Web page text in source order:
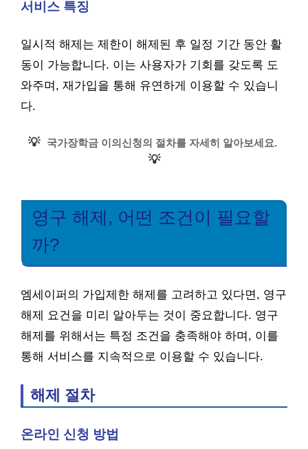
서비스 특징
일시적 해제는 제한이 해제된 후 일정 기간 동안 활
동이 가능합니다. 이는 사용자가 기회를 갖도록 도
와주며, 재가입을 통해 유연하게 이용할 수 있습니
다.
💡 국가장학금 이의신청의 절차를 자세히 알아보세요.
💡
영구 해제, 어떤 조건이 필요할
까?
엠세이퍼의 가입제한 해제를 고려하고 있다면, 영구
해제 요건을 미리 알아두는 것이 중요합니다. 영구
해제를 위해서는 특정 조건을 충족해야 하며, 이를
통해 서비스를 지속적으로 이용할 수 있습니다.
해제 절차
온라인 신청 방법